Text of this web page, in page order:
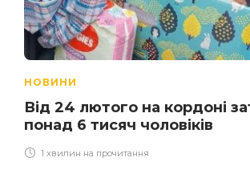
НОВИНИ
Від 24 лютого на кордоні
понад 6 тисяч чоловіків
1 хвилин на прочитання